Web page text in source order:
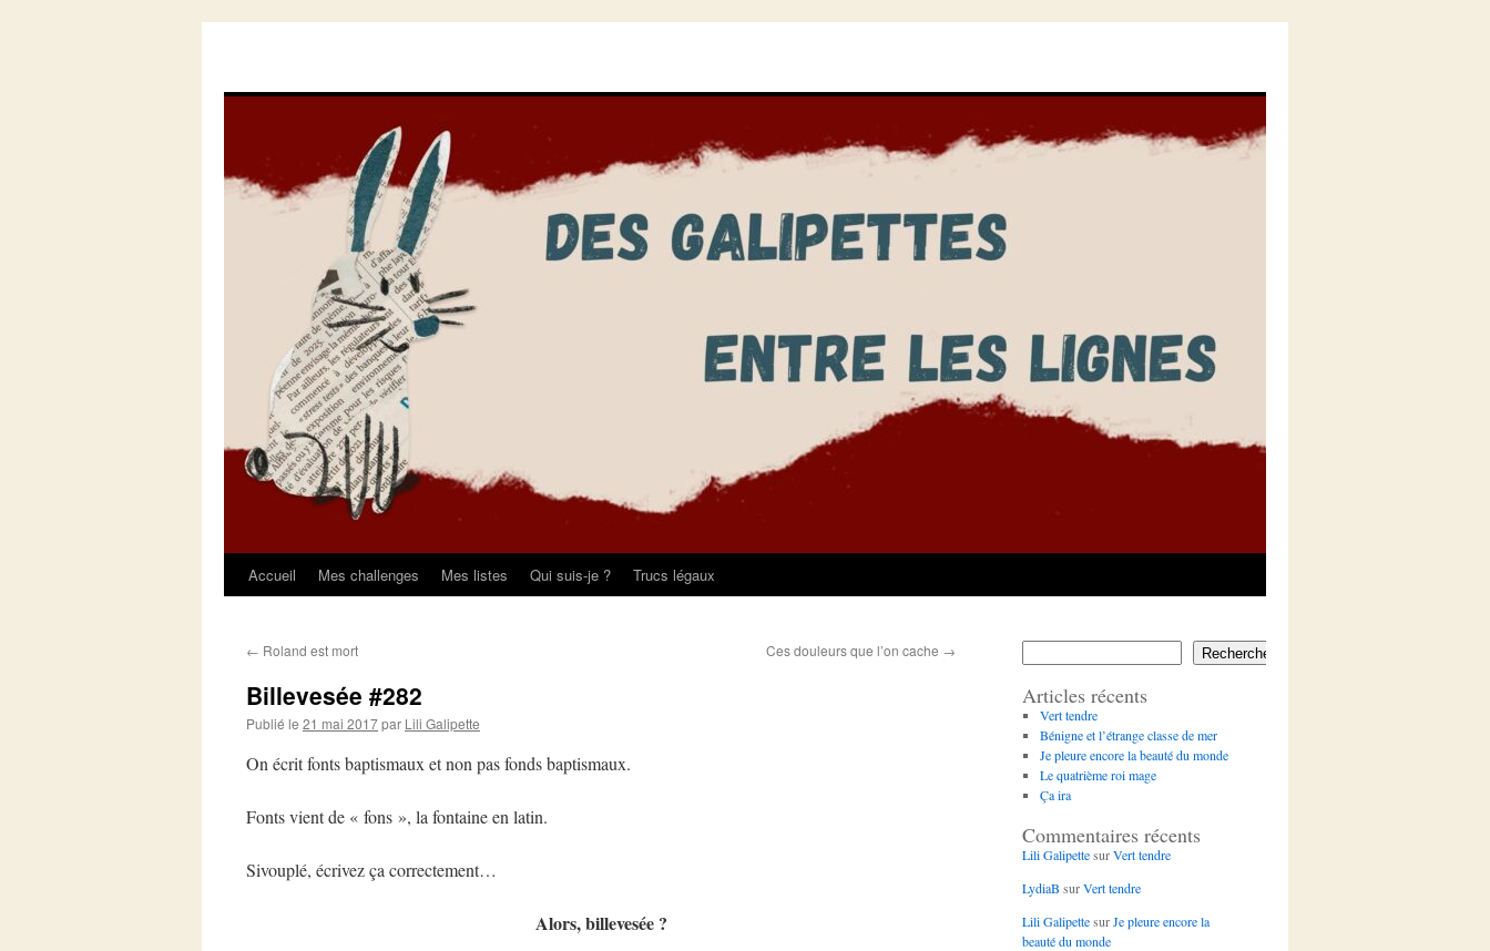
Aller
contenu
Accueil Mes challenges Mes listes Qui suis-je ? Trucs légaux
← Roland est mort Ces douleurs que l’on cache →
Billevesée #282
Publié le 21 mai 2017par Lili Galipette
On écrit fonts baptismaux et non pas fonds baptismaux.
Fonts vient de « fons », la fontaine en latin.
Sivouplé, écrivez ça correctement…
Alors, billevesée ?
Rechercher
Articles récents
Vert tendre
Bénigne et l’étrange classe de mer
Je pleure encore la beauté du monde
Le quatrième roi mage
Ça ira
Commentaires récents
Lili GalipettesurVert tendre
LydiaB surVert tendre
Lili GalipettesurJe pleure encore la
beauté du monde